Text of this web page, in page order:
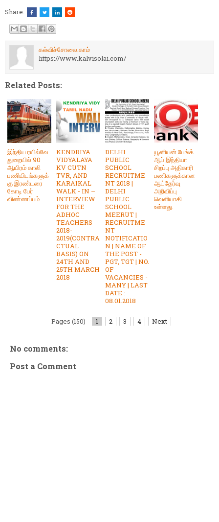
Share:
கல்விச்சோலை.காம்
https://www.kalvisolai.com/
Related Posts:
இந்திய ரயில்வே
துறையில் 90
ஆயிரம் காலி
பணியிடங்களுக்
கு இரண்டரை
கோடி பேர்
விண்ணப்பம்
KENDRIYA
VIDYALAYA
KV CUTN
TVR, AND
KARAIKAL
WALK - IN –
INTERVIEW
FOR THE
ADHOC
TEACHERS
2018-
2019(CONTRA
CTUAL
BASIS) ON
24TH AND
25TH MARCH
2018
DELHI
PUBLIC
SCHOOL
RECRUITME
NT 2018 |
DELHI
PUBLIC
SCHOOL
MEERUT |
RECRUITME
NT
NOTIFICATIO
N | NAME OF
THE POST -
PGT, TGT | NO.
OF
VACANCIES -
MANY | LAST
DATE :
08.01.2018
யூனியன் பேங்க்
ஆப் இந்தியா
சிறப்பு அதிகாரி
பணிகளுக்கான
ஆட்தேர்வு
அறிவிப்பு
வெளியாகி
உள்ளது.
Pages (150) 1 2 3 4 Next
No comments:
Post a Comment